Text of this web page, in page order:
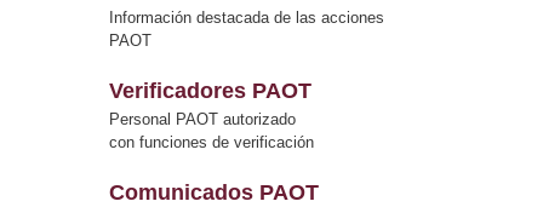
Información destacada de las acciones
PAOT
Verificadores PAOT
Personal PAOT autorizado
con funciones de verificación
Comunicados PAOT